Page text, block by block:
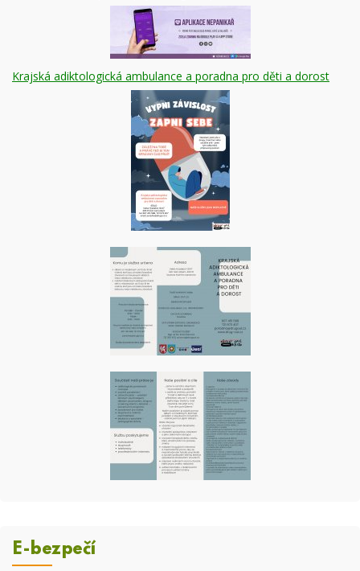
Krajská adiktologická ambulance a poradna pro děti a dorost
E-bezpečí